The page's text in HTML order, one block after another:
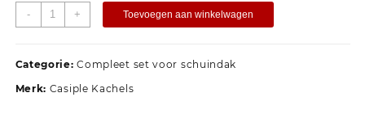
- + Toevoegen aan winkelwagen
Categorie:Compleet set voor schuindak
Merk: Casiple Kachels